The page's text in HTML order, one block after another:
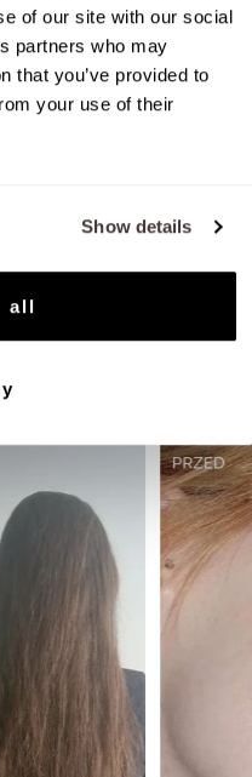
of our site with our social
partners who may
that you’ve provided to
your use of their
Show details
all
Foods
metamorfozy
klientek